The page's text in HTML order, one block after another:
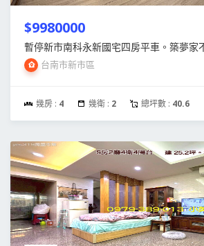
$9980000
暫停新市南科永新國宅四房平車。築夢家
台南市新市區
幾房 : 4 幾衛 : 2 總坪數 : 40.6